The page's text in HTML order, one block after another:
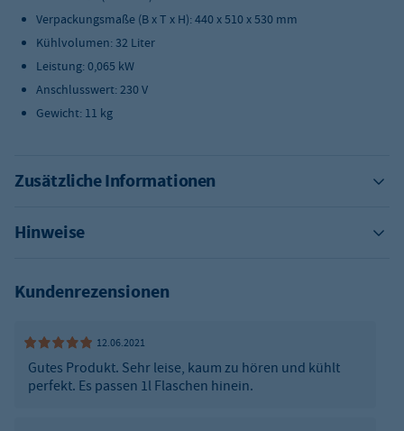
Verpackungsmaße (B x T x H): 440 x 510 x 530 mm
Kühlvolumen: 32 Liter
Leistung: 0,065 kW
Anschlusswert: 230 V
Gewicht: 11 kg
Zusätzliche Informationen
Hinweise
Kundenrezensionen
12.06.2021
Gutes Produkt. Sehr leise, kaum zu hören und kühlt
perfekt. Es passen 1l Flaschen hinein.